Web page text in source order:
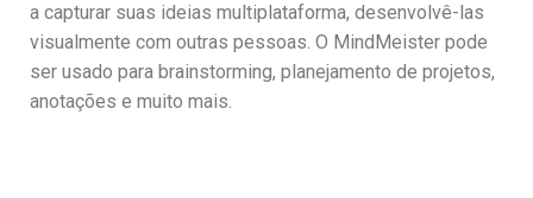
a capturar suas ideias multiplataforma, desenvolvê-las
visualmente com outras pessoas. O MindMeister pode
ser usado para brainstorming, planejamento de projetos,
anotações e muito mais.